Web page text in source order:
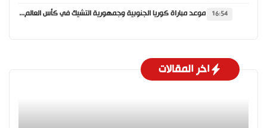
16:54 موعد مباراة كوريا الجنوبية وجمهورية التشيك في كأس العالم 2026 والقنوات الناقلة
اخر المقالات